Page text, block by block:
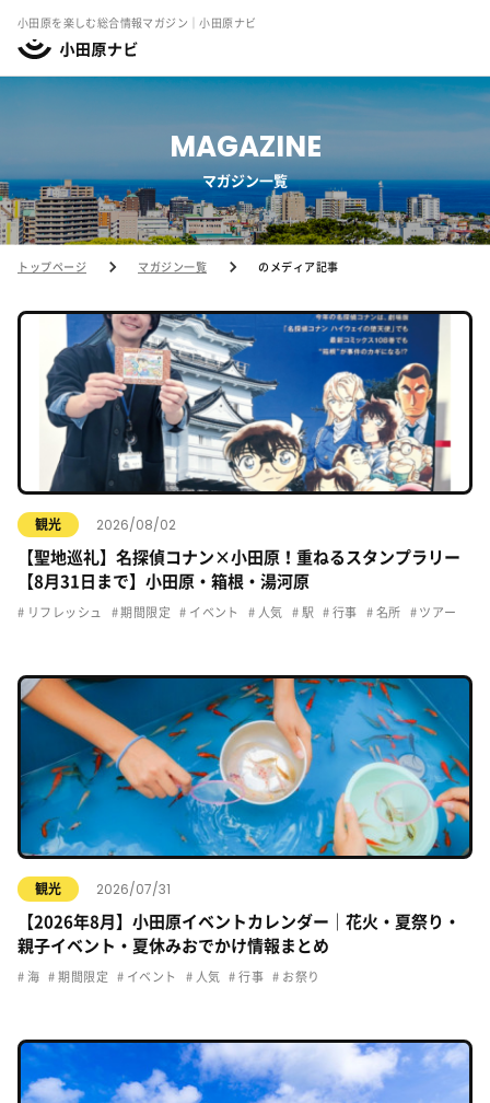
小田原を楽しむ総合情報マガジン｜小田原ナビ
MAGAZINE
マガジン一覧
トップページ マガジン一覧 のメディア記事
観光 2026/08/02
【聖地巡礼】名探偵コナン×小田原！重ねるスタンプラリー
【8月31日まで】小田原・箱根・湯河原
リフレッシュ 期間限定 イベント 人気 駅 行事 名所 ツアー
観光 2026/07/31
【2026年8月】小田原イベントカレンダー｜花火・夏祭り・
親子イベント・夏休みおでかけ情報まとめ
海 期間限定 イベント 人気 行事 お祭り